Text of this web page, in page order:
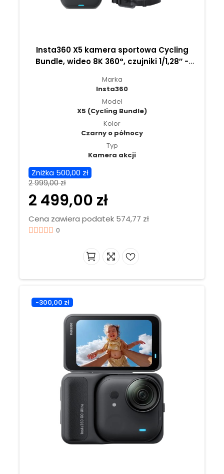
Insta360 X5 kamera sportowa Cycling
Bundle, wideo 8K 360°, czujniki 1/1,28″ -
Marka
Insta360
Model
X5 (Cycling Bundle)
Kolor
Czarny o północy
Typ
Kamera akcji
Zniżka 500,00 zł
2 999,00 zł
2 499,00 zł
Cena zawiera podatek 574,77 zł
0
-300,00 zł